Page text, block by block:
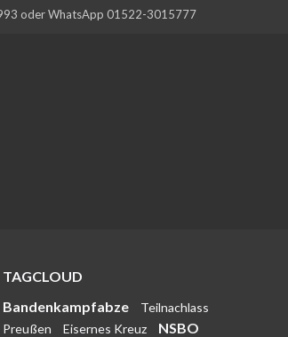
oder WhatsApp 01522-3015777
TAGCLOUD
Bandenkampfabze
Teilnachlass
Preußen
Eisernes Kreuz NSBO